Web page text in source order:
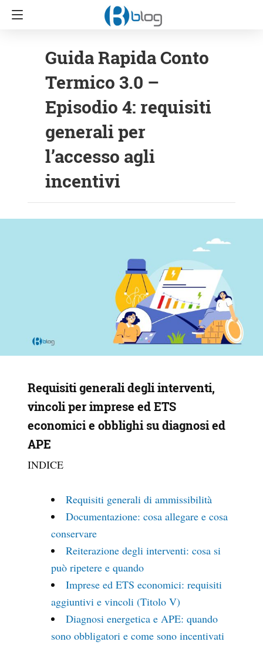
Guida Rapida Conto
Termico 3.0 –
Episodio 4: requisiti
generali per
l’accesso agli
incentivi
Requisiti generali degli interventi,
vincoli per imprese ed ETS
economici e obblighi su diagnosi ed
APE
INDICE
Requisiti generali di ammissibilità
Documentazione: cosa allegare e cosa
conservare
Reiterazione degli interventi: cosa si
può ripetere e quando
Imprese ed ETS economici: requisiti
aggiuntivi e vincoli (Titolo V)
Diagnosi energetica e APE: quando
sono obbligatori e come sono incentivati